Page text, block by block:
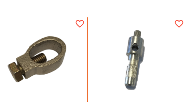
favorite_border favorite_border